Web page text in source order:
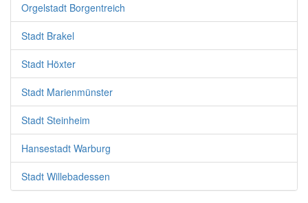
Orgelstadt Borgentreich
Stadt Brakel
Stadt Höxter
Stadt Marienmünster
Stadt Steinheim
Hansestadt Warburg
Stadt Willebadessen